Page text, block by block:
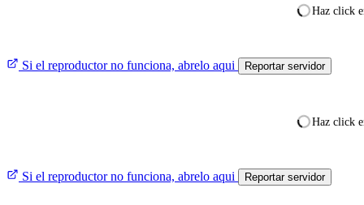
Haz click
Si el reproductor no funciona, abrelo aqui Reportar servidor
Haz click
Si el reproductor no funciona, abrelo aqui Reportar servidor